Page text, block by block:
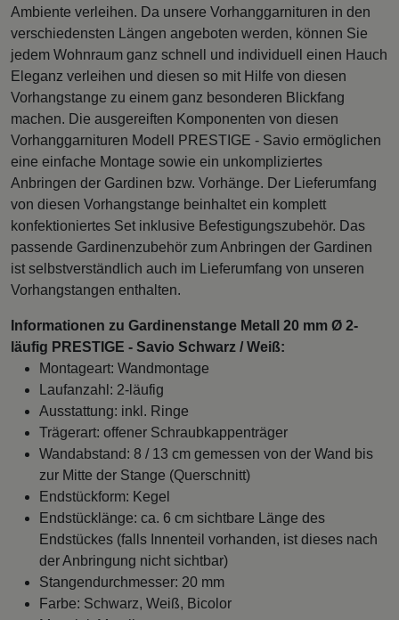
Ambiente verleihen. Da unsere Vorhanggarnituren in den
verschiedensten Längen angeboten werden, können Sie
jedem Wohnraum ganz schnell und individuell einen Hauch
Eleganz verleihen und diesen so mit Hilfe von diesen
Vorhangstange zu einem ganz besonderen Blickfang
machen. Die ausgereiften Komponenten von diesen
Vorhanggarnituren Modell PRESTIGE - Savio ermöglichen
eine einfache Montage sowie ein unkompliziertes
Anbringen der Gardinen bzw. Vorhänge. Der Lieferumfang
von diesen Vorhangstange beinhaltet ein komplett
konfektioniertes Set inklusive Befestigungszubehör. Das
passende Gardinenzubehör zum Anbringen der Gardinen
ist selbstverständlich auch im Lieferumfang von unseren
Vorhangstangen enthalten.
Informationen zu Gardinenstange Metall 20 mm Ø 2-
läufig PRESTIGE - Savio Schwarz / Weiß:
Montageart: Wandmontage
Laufanzahl: 2-läufig
Ausstattung: inkl. Ringe
Trägerart: offener Schraubkappenträger
Wandabstand: 8 / 13 cm gemessen von der Wand bis
zur Mitte der Stange (Querschnitt)
Endstückform: Kegel
Endstücklänge: ca. 6 cm sichtbare Länge des
Endstückes (falls Innenteil vorhanden, ist dieses nach
der Anbringung nicht sichtbar)
Stangendurchmesser: 20 mm
Farbe: Schwarz, Weiß, Bicolor